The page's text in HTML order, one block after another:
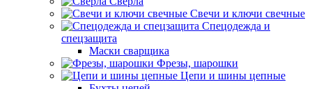
Свечи и ключи свечные
Спецодежда и
спецзащита
Маски сварщика
Фрезы, шарошки
Цепи и шины цепные